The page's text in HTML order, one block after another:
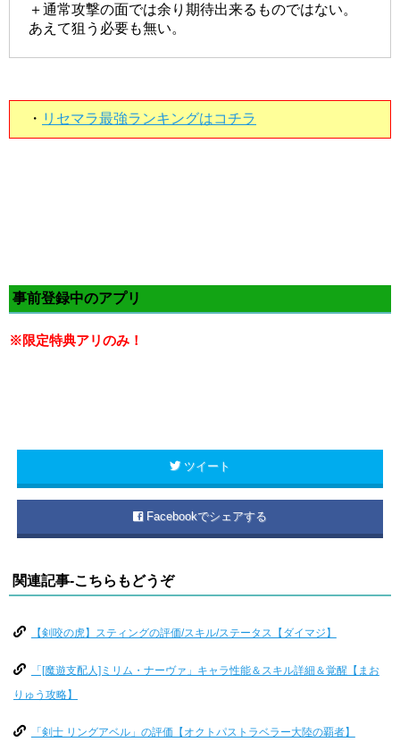
＋通常攻撃の面では余り期待出来るものではない。
あえて狙う必要も無い。
・ リセマラ最強ランキングはコチラ
事前登録中のアプリ
※限定特典アリのみ！
ツイート
Facebookでシェアする
関連記事-こちらもどうぞ
【剣咬の虎】スティングの評価/スキル/ステータス【ダイマジ】
「[魔遊支配人]ミリム・ナーヴァ」キャラ性能＆スキル詳細＆覚醒【まお
りゅう攻略】
「剣士 リングアベル」の評価【オクトパストラベラー大陸の覇者】